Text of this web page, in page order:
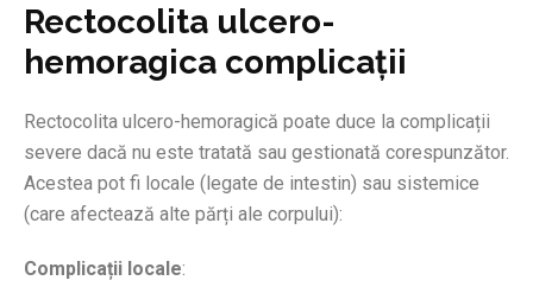
Rectocolita ulcero-
hemoragica complicații
Rectocolita ulcero-hemoragică poate duce la complicații
severe dacă nu este tratată sau gestionată corespunzător.
Acestea pot fi locale (legate de intestin) sau sistemice
(care afectează alte părți ale corpului):
Complicații locale: